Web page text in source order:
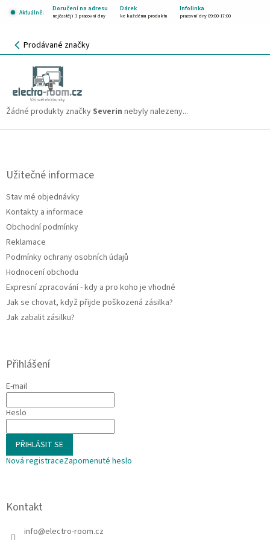
Aktuálně:
Doručení na adresu Dárek Infolinka
nejčastěji 3 pracovní dny ke každému produktu pracovní dny 09:00-17:00
NÁKUPNÍ
KOŠÍK
Prodávané značky
Severin
Žádné produkty značky Severin nebyly nalezeny...
Z
Užitečné informace
Stav mé objednávky
Kontakty a informace
Obchodní podmínky
Reklamace
Podmínky ochrany osobních údajů
Hodnocení obchodu
Expresní zpracování - kdy a pro koho je vhodné
Jak se chovat, když přijde poškozená zásilka?
Jak zabalit zásilku?
Přihlášení
E-mail
Heslo
PŘIHLÁSIT SE
Nová registraceZapomenuté heslo
Kontakt
info@electro-room.cz